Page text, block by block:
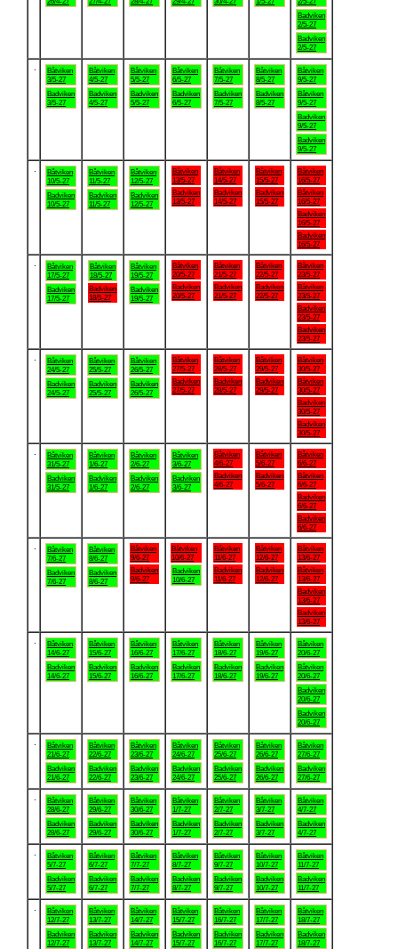
Badviken
2/5-27
Badviken
2/5-27
Båtviken
3/5-27
Badviken
3/5-27
Båtviken
4/5-27
Badviken
4/5-27
Båtviken
5/5-27
Badviken
5/5-27
Båtviken
6/5-27
Badviken
6/5-27
Båtviken
7/5-27
Badviken
7/5-27
Båtviken
8/5-27
Badviken
8/5-27
Båtviken
9/5-27
Båtviken
9/5-27
Badviken
9/5-27
Badviken
9/5-27
Båtviken
10/5-27
Badviken
10/5-27
Båtviken
11/5-27
Badviken
11/5-27
Båtviken
12/5-27
Badviken
12/5-27
Båtviken
13/5-27
Badviken
13/5-27
Båtviken
14/5-27
Badviken
14/5-27
Båtviken
15/5-27
Badviken
15/5-27
Båtviken
16/5-27
Båtviken
16/5-27
Badviken
16/5-27
Badviken
16/5-27
Båtviken
17/5-27
Badviken
17/5-27
Båtviken
18/5-27
Badviken
18/5-27
Båtviken
19/5-27
Badviken
19/5-27
Båtviken
20/5-27
Badviken
20/5-27
Båtviken
21/5-27
Badviken
21/5-27
Båtviken
22/5-27
Badviken
22/5-27
Båtviken
23/5-27
Båtviken
23/5-27
Badviken
23/5-27
Badviken
23/5-27
Båtviken
24/5-27
Badviken
24/5-27
Båtviken
25/5-27
Badviken
25/5-27
Båtviken
26/5-27
Badviken
26/5-27
Båtviken
27/5-27
Badviken
27/5-27
Båtviken
28/5-27
Badviken
28/5-27
Båtviken
29/5-27
Badviken
29/5-27
Båtviken
30/5-27
Båtviken
30/5-27
Badviken
30/5-27
Badviken
30/5-27
Båtviken
31/5-27
Badviken
31/5-27
Båtviken
1/6-27
Badviken
1/6-27
Båtviken
2/6-27
Badviken
2/6-27
Båtviken
3/6-27
Badviken
3/6-27
Båtviken
4/6-27
Badviken
4/6-27
Båtviken
5/6-27
Badviken
5/6-27
Båtviken
6/6-27
Båtviken
6/6-27
Badviken
6/6-27
Badviken
6/6-27
Båtviken
7/6-27
Badviken
7/6-27
Båtviken
8/6-27
Badviken
8/6-27
Båtviken
9/6-27
Badviken
9/6-27
Båtviken
10/6-27
Badviken
10/6-27
Båtviken
11/6-27
Badviken
11/6-27
Båtviken
12/6-27
Badviken
12/6-27
Båtviken
13/6-27
Båtviken
13/6-27
Badviken
13/6-27
Badviken
13/6-27
Båtviken
14/6-27
Badviken
14/6-27
Båtviken
15/6-27
Badviken
15/6-27
Båtviken
16/6-27
Badviken
16/6-27
Båtviken
17/6-27
Badviken
17/6-27
Båtviken
18/6-27
Badviken
18/6-27
Båtviken
19/6-27
Badviken
19/6-27
Båtviken
20/6-27
Båtviken
20/6-27
Badviken
20/6-27
Badviken
20/6-27
Båtviken
21/6-27
Badviken
21/6-27
Båtviken
22/6-27
Badviken
22/6-27
Båtviken
23/6-27
Badviken
23/6-27
Båtviken
24/6-27
Badviken
24/6-27
Båtviken
25/6-27
Badviken
25/6-27
Båtviken
26/6-27
Badviken
26/6-27
Båtviken
27/6-27
Badviken
27/6-27
Båtviken
28/6-27
Badviken
28/6-27
Båtviken
29/6-27
Badviken
29/6-27
Båtviken
30/6-27
Badviken
30/6-27
Båtviken
1/7-27
Badviken
1/7-27
Båtviken
2/7-27
Badviken
2/7-27
Båtviken
3/7-27
Badviken
3/7-27
Båtviken
4/7-27
Badviken
4/7-27
Båtviken
5/7-27
Badviken
5/7-27
Båtviken
6/7-27
Badviken
6/7-27
Båtviken
7/7-27
Badviken
7/7-27
Båtviken
8/7-27
Badviken
8/7-27
Båtviken
9/7-27
Badviken
9/7-27
Båtviken
10/7-27
Badviken
10/7-27
Båtviken
11/7-27
Badviken
11/7-27
Båtviken
12/7-27
Badviken
12/7-27
Båtviken
13/7-27
Badviken
13/7-27
Båtviken
14/7-27
Badviken
14/7-27
Båtviken
15/7-27
Badviken
15/7-27
Båtviken
16/7-27
Badviken
16/7-27
Båtviken
17/7-27
Badviken
17/7-27
Båtviken
18/7-27
Badviken
18/7-27